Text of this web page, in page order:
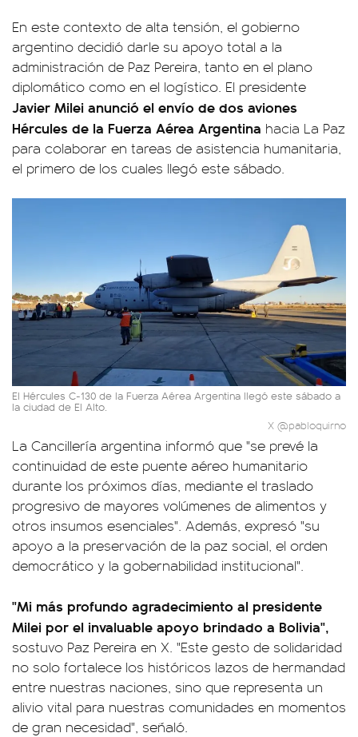
En este contexto de alta tensión, el gobierno
argentino decidió darle su apoyo total a la
administración de Paz Pereira, tanto en el plano
diplomático como en el logístico. El presidente
Javier Milei anunció el envío de dos aviones
Hércules de la Fuerza Aérea Argentina hacia La Paz
para colaborar en tareas de asistencia humanitaria,
el primero de los cuales llegó este sábado.
El Hércules C-130 de la Fuerza Aérea Argentina llegó este sábado a
la ciudad de El Alto.
X @pabloquirno
La Cancillería argentina informó que "se prevé la
continuidad de este puente aéreo humanitario
durante los próximos días, mediante el traslado
progresivo de mayores volúmenes de alimentos y
otros insumos esenciales". Además, expresó "su
apoyo a la preservación de la paz social, el orden
democrático y la gobernabilidad institucional".
"Mi más profundo agradecimiento al presidente
Milei por el invaluable apoyo brindado a Bolivia",
sostuvo Paz Pereira en X. "Este gesto de solidaridad
no solo fortalece los históricos lazos de hermandad
entre nuestras naciones, sino que representa un
alivio vital para nuestras comunidades en momentos
de gran necesidad", señaló.